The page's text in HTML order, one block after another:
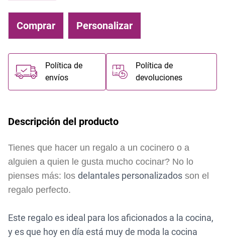
Comprar Personalizar
Política de
envíos
Política de
devoluciones
Descripción del producto
Tienes que hacer un regalo a un cocinero o a
alguien a quien le gusta mucho cocinar? No lo
pienses más: los delantales personalizados son el
regalo perfecto.
Este regalo es ideal para los aficionados a la cocina,
y es que hoy en día está muy de moda la cocina